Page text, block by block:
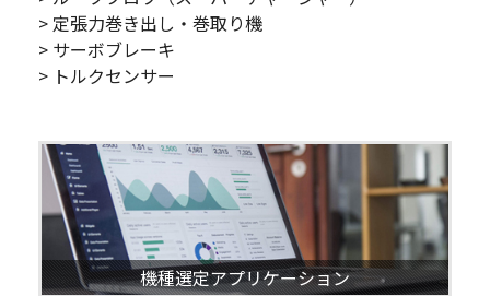
> 定張力巻き出し・巻取り機
> サーボブレーキ
> トルクセンサー
機種選定アプリケーション